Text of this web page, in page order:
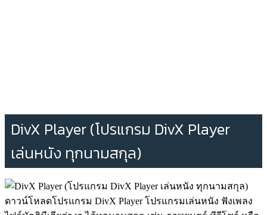
DivX Player (โปรแกรม DivX Player
เล่นหนัง ทุกนามสกุล)
ดาวน์โหลดโปรแกรม DivX Player โปรแกรมเล่นหนัง ฟังเพลง